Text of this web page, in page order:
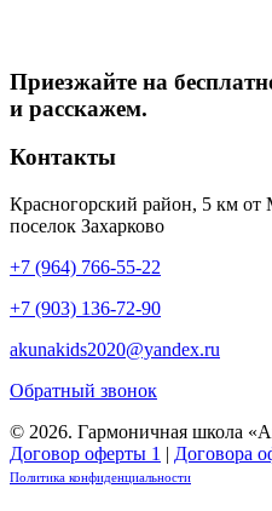
Приезжайте на
и расскажем.
Контакты
Красногорский район, 5 км
поселок Захарково
+7 (964) 766-55-22
+7 (903) 136-72-90
akunakids2020@yandex.ru
Обратный звонок
© 2026. Гармоничная школа
Договор оферты 1 | Договора
Политика конфиденциальности